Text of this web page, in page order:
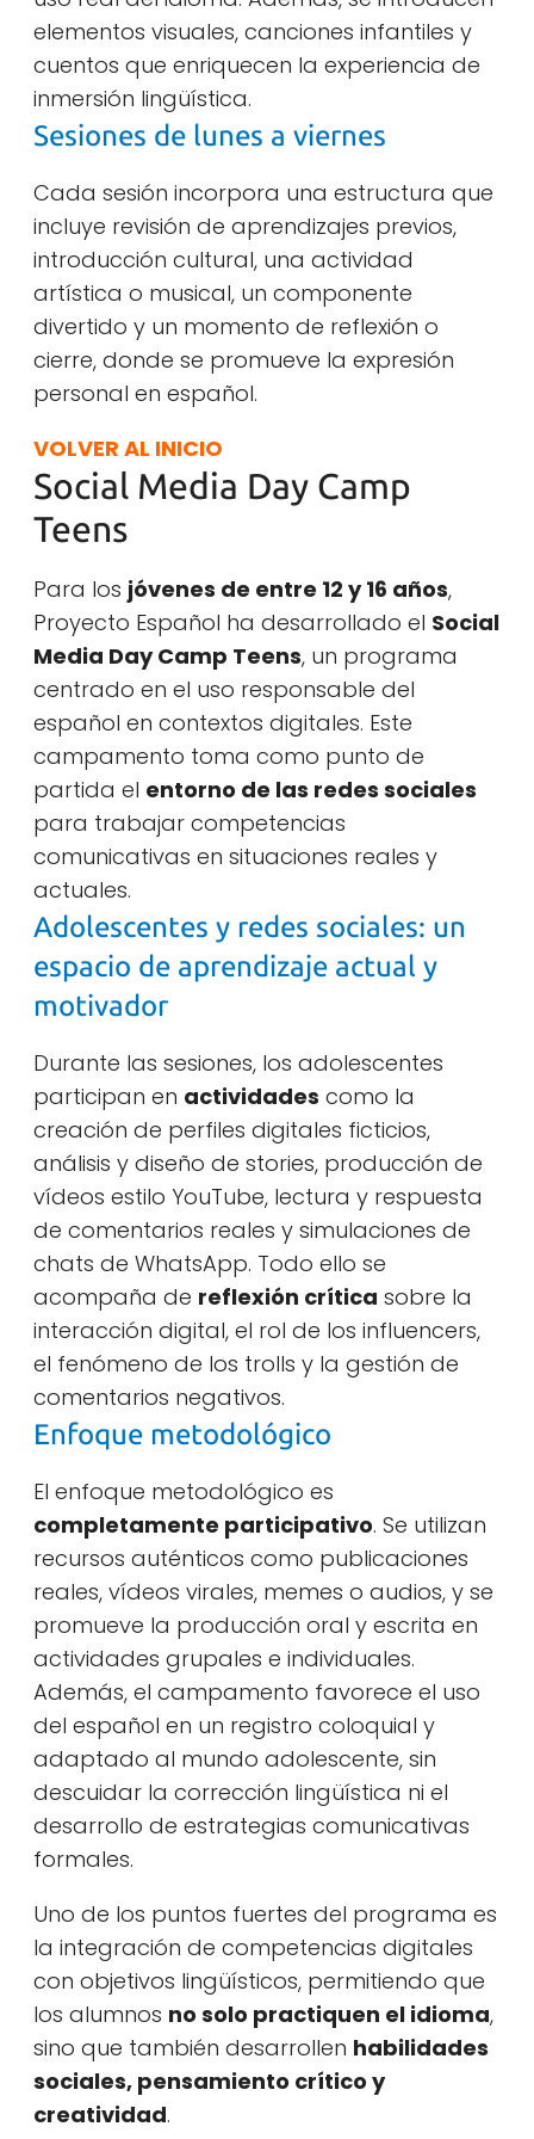
elementos visuales, canciones infantiles y
cuentos que enriquecen la experiencia de
inmersión lingüística.
Sesiones de lunes a viernes
Cada sesión incorpora una estructura que
incluye revisión de aprendizajes previos,
introducción cultural, una actividad
artística o musical, un componente
divertido y un momento de reflexión o
cierre, donde se promueve la expresión
personal en español.
VOLVER AL INICIO
Social Media Day Camp
Teens
Para los jóvenes de entre 12 y 16 años,
Proyecto Español ha desarrollado el Social
Media Day Camp Teens, un programa
centrado en el uso responsable del
español en contextos digitales. Este
campamento toma como punto de
partida el entorno de las redes sociales
para trabajar competencias
comunicativas en situaciones reales y
actuales.
Adolescentes y redes sociales: un
espacio de aprendizaje actual y
motivador
Durante las sesiones, los adolescentes
participan en actividades como la
creación de perfiles digitales ficticios,
análisis y diseño de stories, producción de
vídeos estilo YouTube, lectura y respuesta
de comentarios reales y simulaciones de
chats de WhatsApp. Todo ello se
acompaña de reflexión crítica sobre la
interacción digital, el rol de los influencers,
el fenómeno de los trolls y la gestión de
comentarios negativos.
Enfoque metodológico
El enfoque metodológico es
completamente participativo. Se utilizan
recursos auténticos como publicaciones
reales, vídeos virales, memes o audios, y se
promueve la producción oral y escrita en
actividades grupales e individuales.
Además, el campamento favorece el uso
del español en un registro coloquial y
adaptado al mundo adolescente, sin
descuidar la corrección lingüística ni el
desarrollo de estrategias comunicativas
formales.
Uno de los puntos fuertes del programa es
la integración de competencias digitales
con objetivos lingüísticos, permitiendo que
los alumnos no solo practiquen el idioma,
sino que también desarrollen habilidades
sociales, pensamiento crítico y
creatividad.